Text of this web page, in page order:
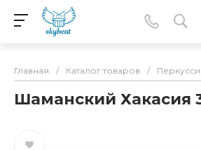
Главная / Каталог товаров /
Шаманский Хакасия